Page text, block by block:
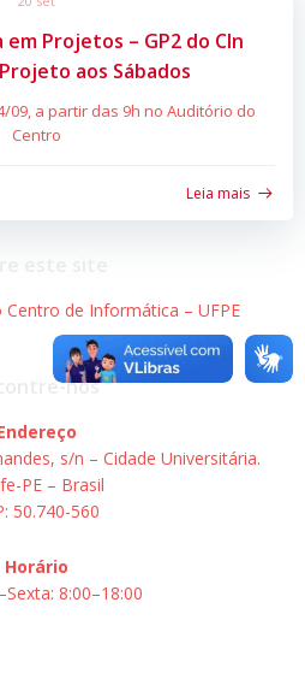
Projetos – GP2 do CIn
aos Sábados
09, a partir das 9h no Auditório do
Centro
Leia mais
de Informática – UFPE
nos
s/n – Cidade Universitária.
PE – Brasil
50.740-560
Horário
8:00–18:00